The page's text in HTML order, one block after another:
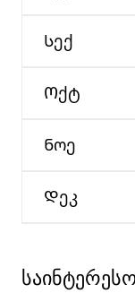
Სექ
Ოქტ
Ნოე
Დეკ